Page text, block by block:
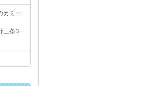
カミー
三条3-